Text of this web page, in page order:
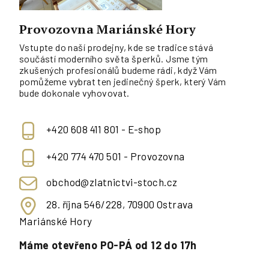
Provozovna Mariánské Hory
Vstupte do naší prodejny, kde se tradice stává
součástí moderního světa šperků. Jsme tým
zkušených profesionálů budeme rádi, když Vám
pomůžeme vybrat ten jedinečný šperk, který Vám
bude dokonale vyhovovat.
+420 608 411 801 - E-shop
+420 774 470 501 - Provozovna
obchod@zlatnictvi-stoch.cz
28. října 546/228, 70900 Ostrava
Mariánské Hory
Máme otevřeno PO-PÁ od 12 do 17h